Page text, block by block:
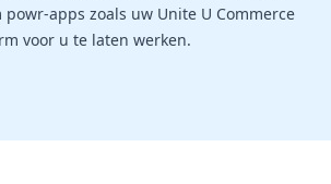
apps zoals uw Unite U Commerce
voor u te laten werken.